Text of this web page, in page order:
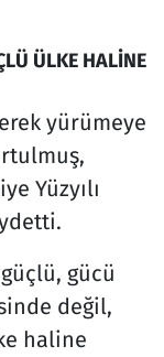
ÜLKE HALİNE
yürümeye
Yüzyılı
gücü
değil,
haline